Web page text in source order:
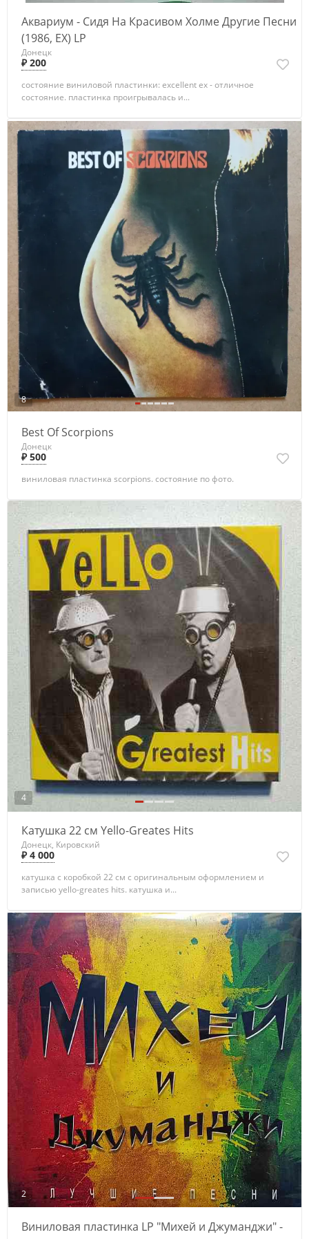
Аквариум - Сидя На Красивом Холме Другие Песни
(1986, EX) LP
Донецк
₽ 200
состояние виниловой пластинки: excellent ex - отличное
состояние. пластинка проигрывалась и...
8
Best Of Scorpions
Донецк
₽ 500
виниловая пластинка scorpions. состояние по фото.
4
Катушка 22 см Yello-Greates Hits
Донецк, Кировский
₽ 4 000
катушка с коробкой 22 см с оригинальным оформлением и
записью yello-greates hits. катушка и...
2
Виниловая пластинка LP "Михей и Джуманджи" -